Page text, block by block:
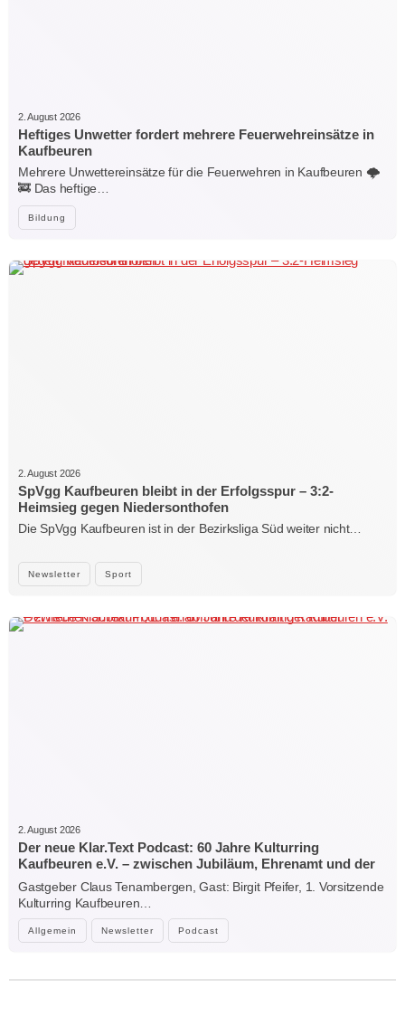
Bildung
2. August 2026
Heftiges Unwetter fordert mehrere Feuerwehreinsätze in
Kaufbeuren
Mehrere Unwettereinsätze für die Feuerwehren in Kaufbeuren 🌩️
🚒 Das heftige…
Newsletter Sport
2. August 2026
SpVgg Kaufbeuren bleibt in der Erfolgsspur – 3:2-
Heimsieg gegen Niedersonthofen
Die SpVgg Kaufbeuren ist in der Bezirksliga Süd weiter nicht…
Allgemein Newsletter Podcast
2. August 2026
Der neue Klar.Text Podcast: 60 Jahre Kulturring
Kaufbeuren e.V. – zwischen Jubiläum, Ehrenamt und der
Kraft der Kultur
Gastgeber Claus Tenambergen, Gast: Birgit Pfeifer, 1. Vorsitzende
Kulturring Kaufbeuren…